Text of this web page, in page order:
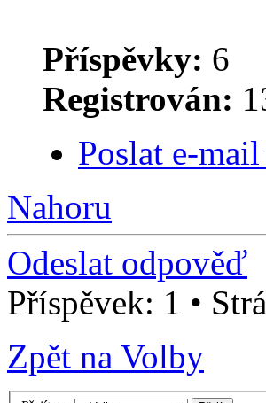
Příspěvky: 6
Registrován:
Poslat e-
Nahoru
Odeslat odpověď
Příspěvek: 1 •
Zpět na Volby